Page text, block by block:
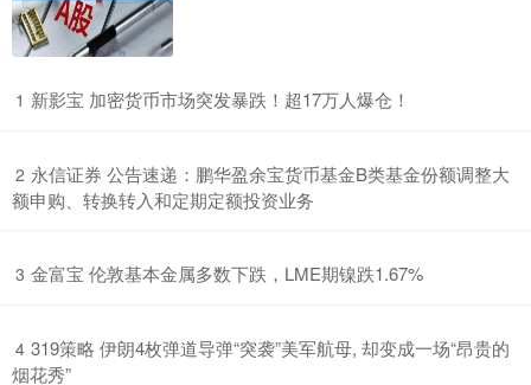
1 ​新影宝 加密货币市场突发暴跌！超17万人爆仓！
2 ​永信证券 公告速递：鹏华盈余宝货币基金B类基金份额调整大
额申购、转换转入和定期定额投资业务
3 ​金富宝 伦敦基本金属多数下跌，LME期镍跌1.67%
4 ​319策略 伊朗4枚弹道导弹“突袭”美军航母, 却变成一场“昂贵的
烟花秀”